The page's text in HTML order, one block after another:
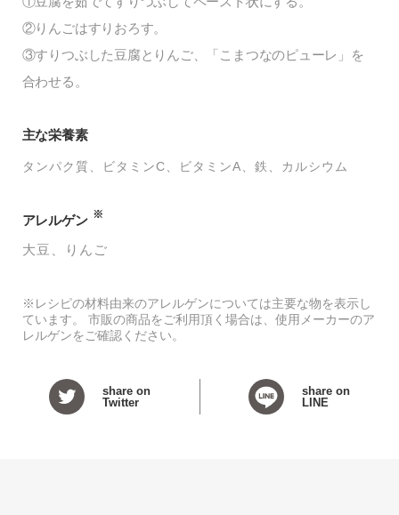
②りんごはすりおろす。
③すりつぶした豆腐とりんご、「こまつなのピューレ」を
合わせる。
主な栄養素
タンパク質 ビタミンC ビタミンA 鉄 カルシウム
アレルゲン ※
大豆 りんご
※レシピの材料由来のアレルゲンについては主要な物を表示し
ています。 市販の商品をご利用頂く場合は、使用メーカーのア
レルゲンをご確認ください。
share on
Twitter
share on
LINE